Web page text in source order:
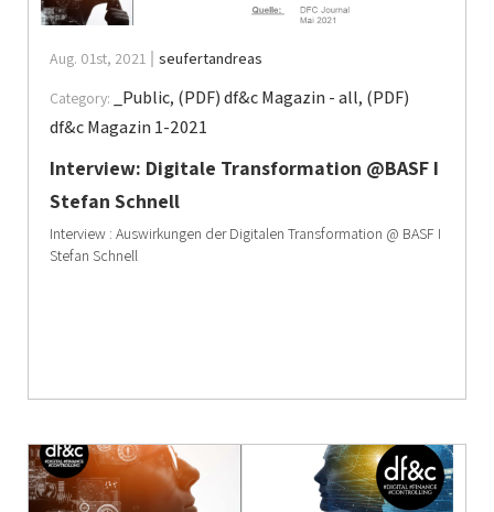
Aug. 01st, 2021
seufertandreas
Category:
_Public, (PDF) df&c Magazin - all, (PDF)
df&c Magazin 1-2021
Interview: Digitale Transformation @BASF I
Stefan Schnell
Interview : Auswirkungen der Digitalen Transformation @ BASF I
Stefan Schnell